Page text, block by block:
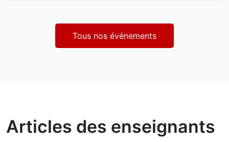
Tous nos événements
Articles des enseignants